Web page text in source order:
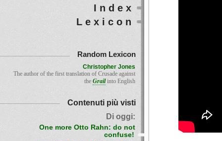
Index
Lexicon
Random Lexicon
Christopher Jones
The author of the first translation of Crusade against
the Grailinto English
Contenuti più visti
Di oggi:
One more Otto Rahn: do not
confuse!